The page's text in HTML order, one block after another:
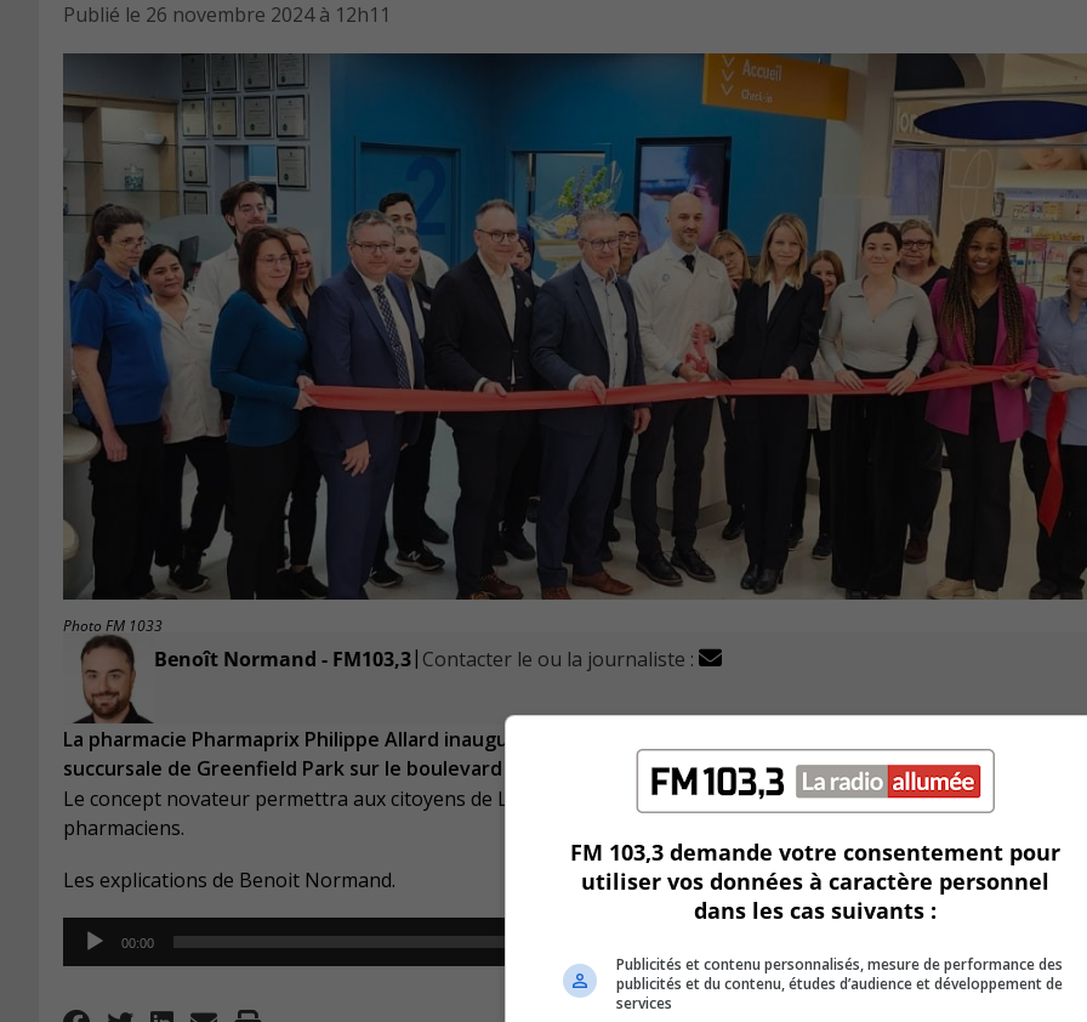
Publié le 26 novembre 2024 à 12h11
Photo FM 1033
Benoît Normand - FM103,3| Contacter le ou la journaliste :
La pharmacie Pharmaprix Philippe Allard inaugure un nouvel espace dédié aux soins cliniques en pharmacie
succursale de Greenfield Park sur le boulevard Taschereau.
Le concept novateur permettra aux citoyens de Longueuil de bénéficier de l’étendue des services offerts par les
pharmaciens.
Les explications de Benoit Normand.
Audio
Player
00:00
FM 103,3 demande votre consentement pour
utiliser vos données à caractère personnel
dans les cas suivants :
Publicités et contenu personnalisés, mesure de performance des
publicités et du contenu, études d’audience et développement de
services